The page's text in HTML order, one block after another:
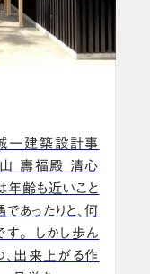
一建築設計事
山 壽福殿 清心
年齢も近いこと
あったりと、何
。 しかし歩ん
出来上がる作